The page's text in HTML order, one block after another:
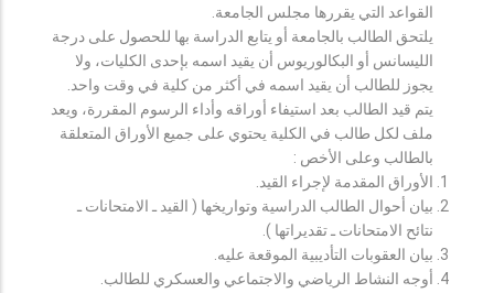
القواعد التي يقررها مجلس الجامعة.
يلتحق الطالب بالجامعة أو يتابع الدراسة بها للحصول على درجة
الليسانس أو البكالوريوس أن يقيد اسمه بإحدى الكليات، ولا
يجوز للطالب أن يقيد اسمه في أكثر من كلية في وقت واحد.
يتم قيد الطالب بعد استيفاء أوراقه وأداء الرسوم المقررة، ويعد
ملف لكل طالب في الكلية يحتوي على جميع الأوراق المتعلقة
بالطالب وعلى الأخص :
الأوراق المقدمة لإجراء القيد.
بيان أحوال الطالب الدراسية وتواريخها ( القيد ـ الامتحانات ـ
نتائح الامتحانات ـ تقديراتها ).
بيان العقوبات التأديبية الموقعة عليه.
أوجه النشاط الرياضي والاجتماعي والعسكري للطالب.